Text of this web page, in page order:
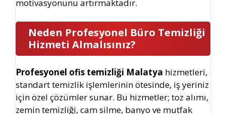
motivasyonunu artırmaktadır.
Neden Profesyonel Büro Temizliği
Hizmeti Almalısınız?
Profesyonel ofis temizliği Malatya hizmetleri,
standart temizlik işlemlerinin ötesinde, iş yeriniz
için özel çözümler sunar. Bu hizmetler; toz alımı,
zemin temizliği, cam silme, banyo ve mutfak